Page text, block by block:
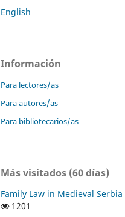
English
Información
Para lectores/as
Para autores/as
Para bibliotecarios/as
Más visitados (60 días)
Family Law in Medieval Serbia
1201